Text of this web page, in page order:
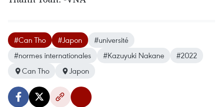
#Can Tho #Japon
#université
#normes internationales
#Kazuyuki Nakane
#2022
Can Tho
Japon